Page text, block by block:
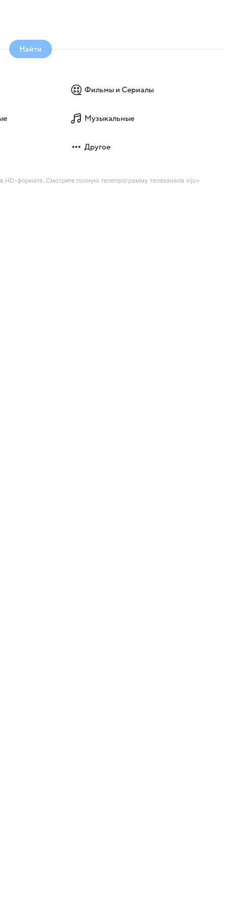
Найти
Фильмы и Сериалы
Музыкальные
Другое
формате. Смотрите полную телепрограмму телеканала viju+